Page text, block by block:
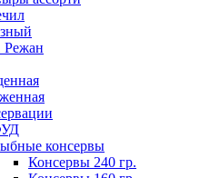
консервы
Консервы 240 гр.